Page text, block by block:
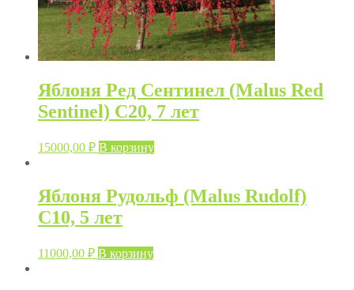
Яблоня Ред Сентинел (Malus Red
Sentinel) C20, 7 лет
15000,00 ₽ В корзину
Яблоня Рудольф (Malus Rudolf)
C10, 5 лет
11000,00 ₽ В корзину